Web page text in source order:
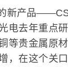
产品
电去年重点
等贵金属原
，在这个关